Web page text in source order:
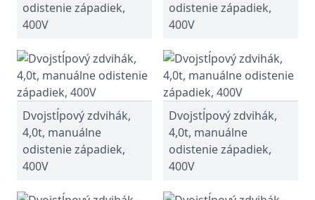
odistenie západiek,
400V
odistenie západiek,
400V
Dvojstĺpový zdvihák,
4,0t, manuálne
odistenie západiek,
400V
Dvojstĺpový zdvihák,
4,0t, manuálne
odistenie západiek,
400V